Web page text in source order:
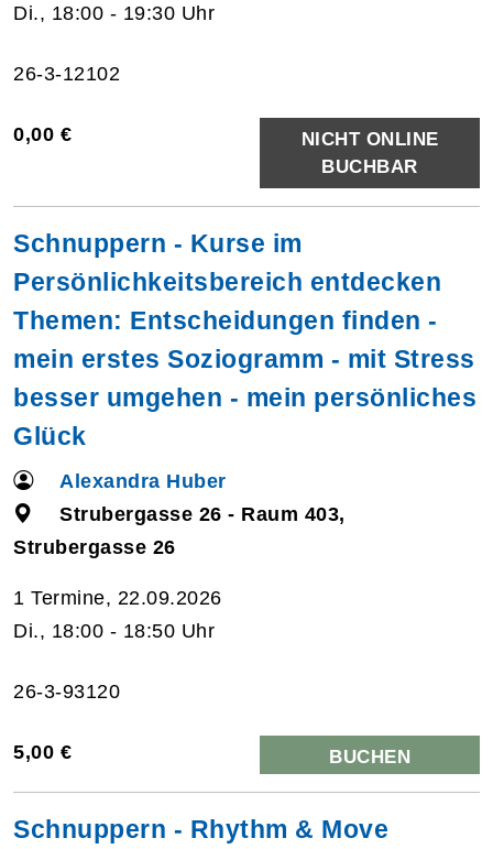
Di., 18:00 - 19:30 Uhr
26-3-12102
0,00 €
NICHT ONLINE
BUCHBAR
Schnuppern - Kurse im
Persönlichkeitsbereich entdecken
Themen: Entscheidungen finden -
mein erstes Soziogramm - mit Stress
besser umgehen - mein persönliches
Glück
Alexandra Huber
Strubergasse 26 - Raum 403,
Strubergasse 26
1 Termine, 22.09.2026
Di., 18:00 - 18:50 Uhr
26-3-93120
5,00 € BUCHEN
Schnuppern - Rhythm & Move